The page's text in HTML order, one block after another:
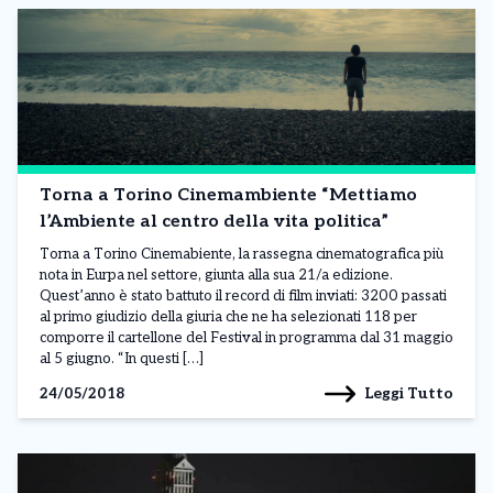
Torna a Torino Cinemambiente “Mettiamo
l’Ambiente al centro della vita politica”
Torna a Torino Cinemabiente, la rassegna cinematografica più
nota in Eurpa nel settore, giunta alla sua 21/a edizione.
Quest’anno è stato battuto il record di film inviati: 3200 passati
al primo giudizio della giuria che ne ha selezionati 118 per
comporre il cartellone del Festival in programma dal 31 maggio
al 5 giugno. “In questi […]
24/05/2018
Leggi Tutto